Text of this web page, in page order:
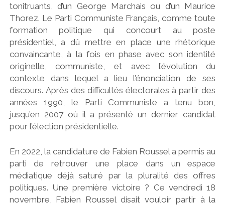
tonitruants, d’un George Marchais ou d’un Maurice
Thorez. Le Parti Communiste Français, comme toute
formation politique qui concourt au poste
présidentiel, a dû mettre en place une rhétorique
convaincante, à la fois en phase avec son identité
originelle, communiste, et avec l’évolution du
contexte dans lequel a lieu l’énonciation de ses
discours. Après des difficultés électorales à partir des
années 1990, le Parti Communiste a tenu bon,
jusqu’en 2007 où il a présenté un dernier candidat
pour l’élection présidentielle.
En 2022, la candidature de Fabien Roussel a permis au
parti de retrouver une place dans un espace
médiatique déjà saturé par la pluralité des offres
politiques. Une première victoire ? Ce vendredi 18
novembre, Fabien Roussel disait vouloir partir à la